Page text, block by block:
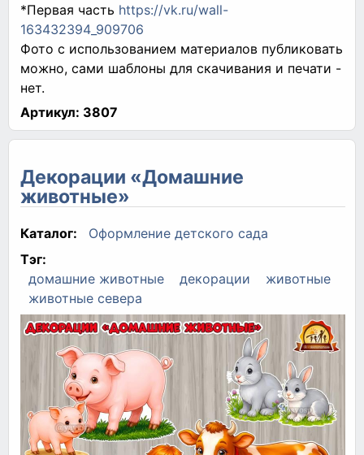
*Первая часть https://vk.ru/wall-
163432394_909706
Фото с использованием материалов публиковать
можно, сами шаблоны для скачивания и печати -
нет.
Артикул: 3807
Декорации «Домашние
животные»
Каталог:
Оформление детского сада
Тэг:
домашние животные
декорации
животные
животные севера